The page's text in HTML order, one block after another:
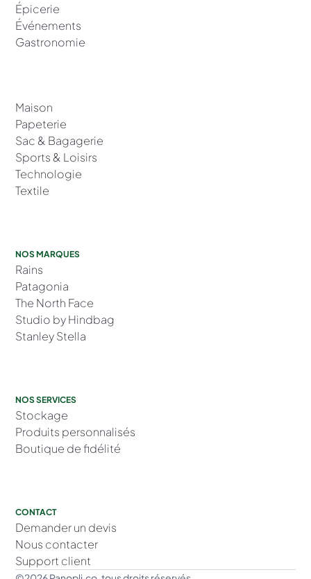
Épicerie
Événements
Gastronomie
Maison
Papeterie
Sac & Bagagerie
Sports & Loisirs
Technologie
Textile
NOS MARQUES
Rains
Patagonia
The North Face
Studio by Hindbag
Stanley Stella
NOS SERVICES
Stockage
Produits personnalisés
Boutique de fidélité
CONTACT
Demander un devis
Nous contacter
Support client